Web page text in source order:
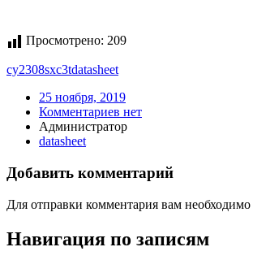
Просмотрено: 209
cy2308sxc3tdatasheet
25 ноября, 2019
Комментариев нет
Администратор
datasheet
Добавить комментарий
Для отправки комментария вам необходимо
Навигация по записям